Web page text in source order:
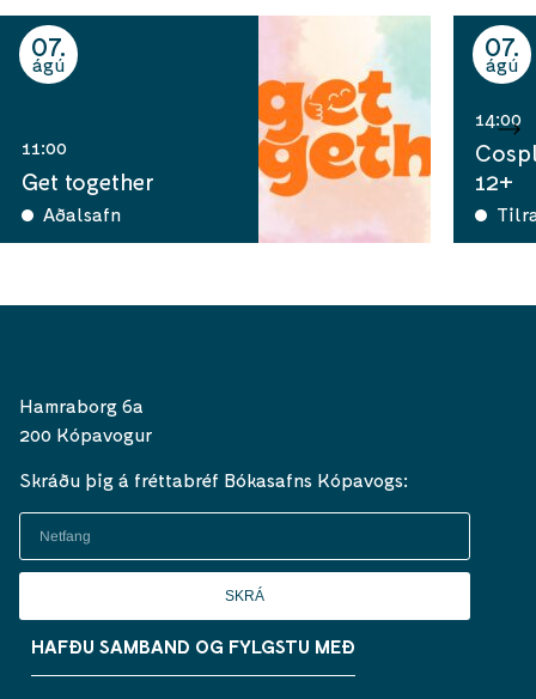
07
ágú
11:00
Get together
Aðalsafn
07
ágú
14:00
12+
Hamraborg 6a
200 Kópavogur
Skráðu þig á fréttabréf Bókasafns Kópavogs:
SKRÁ
HAFÐU SAMBAND OG FYLGSTU MEÐ